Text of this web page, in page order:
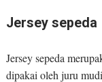
Jersey sepeda
Jersey sepeda
dipakai oleh juru